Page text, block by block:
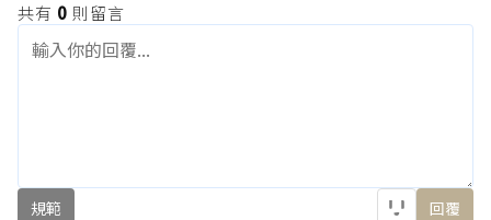
共有 0 則留言
規範 回覆